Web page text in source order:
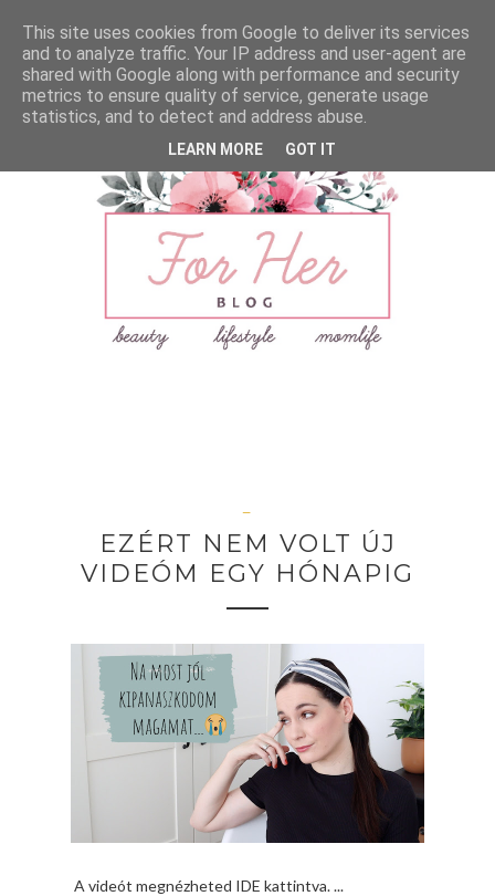
—
EZÉRT NEM VOLT ÚJ
VIDEÓM EGY HÓNAPIG
A videót megnézheted IDE kattintva. ...
This site uses cookies from Google to deliver its services
and to analyze traffic. Your IP address and user-agent are
shared with Google along with performance and security
metrics to ensure quality of service, generate usage
statistics, and to detect and address abuse.
LEARN MORE GOT IT